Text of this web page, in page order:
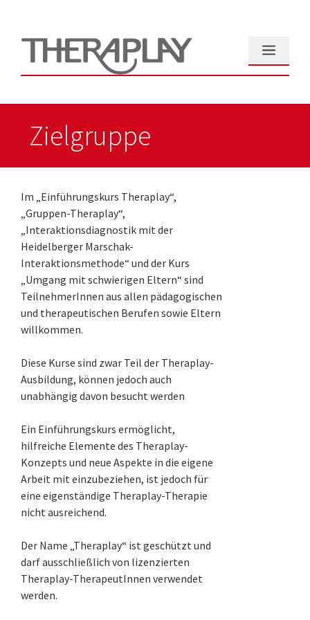
springen
Menü
Zielgruppe
Im „Einführungskurs Theraplay“,
„Gruppen-Theraplay“,
„Interaktionsdiagnostik mit der
Heidelberger Marschak-
Interaktionsmethode“ und der Kurs
„Umgang mit schwierigen Eltern“ sind
TeilnehmerInnen aus allen pädagogischen
und therapeutischen Berufen sowie Eltern
willkommen.
Diese Kurse sind zwar Teil der Theraplay-
Ausbildung, können jedoch auch
unabhängig davon besucht werden
Ein Einführungskurs ermöglicht,
hilfreiche Elemente des Theraplay-
Konzepts und neue Aspekte in die eigene
Arbeit mit einzubeziehen, ist jedoch für
eine eigenständige Theraplay-Therapie
nicht ausreichend.
Der Name „Theraplay“ ist geschützt und
darf ausschließlich von lizenzierten
Theraplay-TherapeutInnen verwendet
werden.